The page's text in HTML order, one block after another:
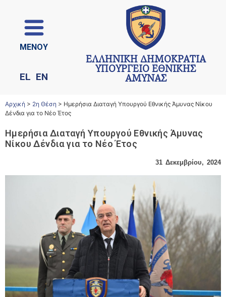
ΜΕΝΟΥ
EL EN
ΕΛΛΗΝΙΚΗ ΔΗΜΟΚΡΑΤΙΑ
ΥΠΟΥΡΓΕΙΟ ΕΘΝΙΚΗΣ
ΑΜΥΝΑΣ
Αρχική > 2η Θέση > Ημερήσια Διαταγή Υπουργού Εθνικής Άμυνας Νίκου
Δένδια για το Νέο Έτος
Ημερήσια Διαταγή Υπουργού Εθνικής Άμυνας
Νίκου Δένδια για το Νέο Έτος
31 Δεκεμβρίου, 2024